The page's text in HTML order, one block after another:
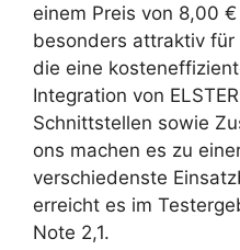
einem Preis von 8,00
besonders attraktiv für
die eine
Integration von
Schnittstellen sowie
ons machen es zu
verschiedenste
erreicht es im
Note 2,1.